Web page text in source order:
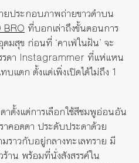
ยประกอบภาพถ่ายขาวดำบน
BRO ที่บอกเล่าถึงขั้นตอนการ
มสุข ก่อนที่ ‘คาเฟ่ในฝัน’ จะ
รดา Instagrammer ที่แห่แหน
แตก ตั้งแต่เพิ่งเปิดได้ไม่ถึง 1
ตั้งแต่การเลือกใช้สีชมพูอ่อนอัน
คอตตา ประดับประดาด้วย
ราวกับอยู่กลางทะเลทราย มี
าน พร้อมที่นั่งสังสรรค์ใน